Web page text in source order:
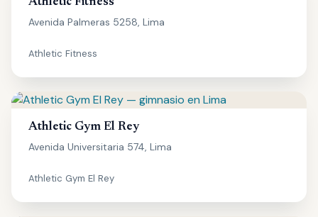
Avenida Palmeras 5258, Lima
Athletic Fitness
Athletic Gym El Rey
Avenida Universitaria 574, Lima
Athletic Gym El Rey